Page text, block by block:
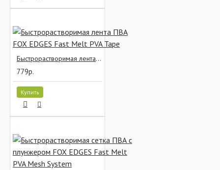
Быстрорастворимая лента ПВА FOX EDGES Fast Melt PVA Tape
779р.
Купить